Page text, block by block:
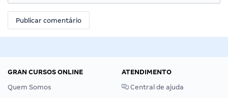
GRAN CURSOS ONLINE
Quem Somos
ATENDIMENTO
Central de ajuda